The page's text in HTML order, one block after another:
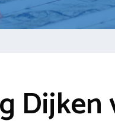
Dijken